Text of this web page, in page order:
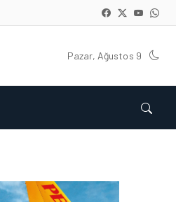
Pazar, Ağustos 9
KARGO • 26 TEM 2026